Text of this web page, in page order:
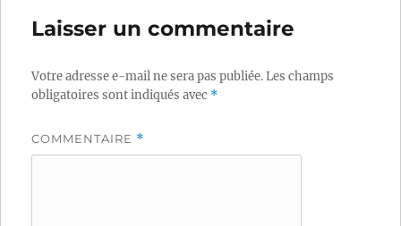
Laisser un commentaire
Votre adresse e-mail ne sera pas publiée.Les champs
obligatoires sont indiqués avec *
COMMENTAIRE *